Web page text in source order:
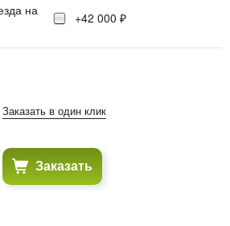
на
+42 000 ₽
Заказать в один клик
Заказать